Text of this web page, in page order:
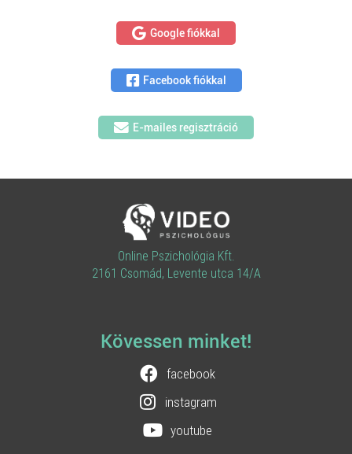
Google fiókkal
Facebook fiókkal
E-mailes regisztráció
Online Pszichológia Kft.
2161 Csomád, Levente utca 14/A
Kövessen minket!
facebook
instagram
youtube